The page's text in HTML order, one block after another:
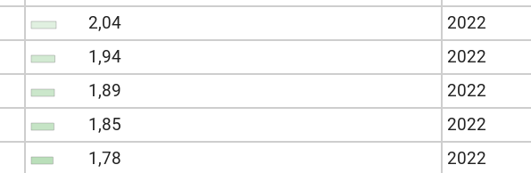
2,04
2022
1,94
2022
1,89
2022
1,85
2022
1,78
2022